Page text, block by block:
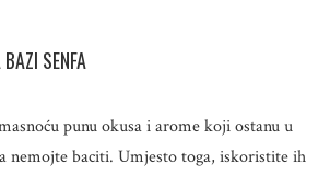
SENFA
punu okusa i arome koji ostanu u
nemojte baciti. Umjesto toga, iskoristite ih